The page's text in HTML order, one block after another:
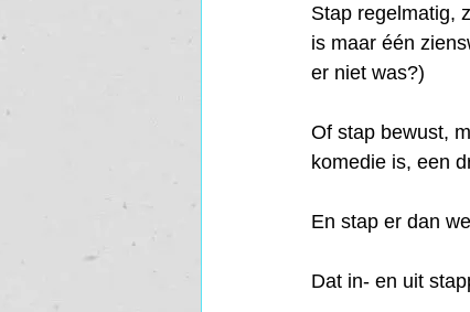
Stap regelmatig,
is maar één
er niet was?)
Of stap bewust,
komedie is, een
En stap er dan
Dat in- en uit